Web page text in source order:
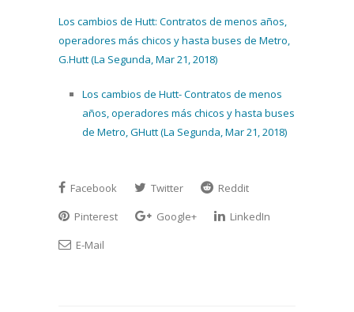
Los cambios de Hutt: Contratos de menos años,
operadores más chicos y hasta buses de Metro,
G.Hutt (La Segunda, Mar 21, 2018)
Los cambios de Hutt- Contratos de menos
años, operadores más chicos y hasta buses
de Metro, GHutt (La Segunda, Mar 21, 2018)
Facebook Twitter
Reddit
Pinterest
Google+
LinkedIn
E-Mail